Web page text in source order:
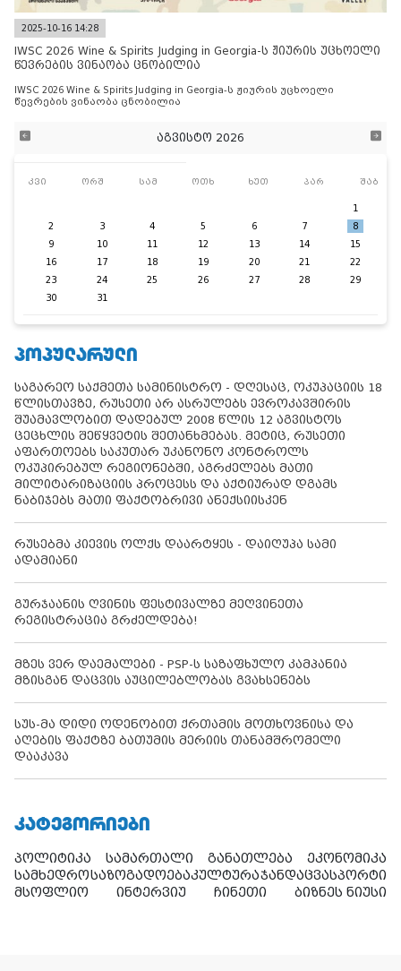
2025-10-16 14:28
IWSC 2026 Wine & Spirits Judging in Georgia-ს ჟიურის უცხოელი
წევრების ვინაობა ცნობილია
IWSC 2026 Wine & Spirits Judging in Georgia-ს ჟიურის უცხოელი
წევრების ვინაობა ცნობილია
აგვისტო 2026
კვი ორშ სამ ოთხ ხუთ პარ შაბ
1
2
3 4 5 6 7
8
9
10 11 12 13 14
15
16
17 18 19 20 21
22
23
24 25 26 27 28
29
30
31
ᲞᲝᲞᲣᲚᲐᲠᲣᲚᲘ
საგარეო საქმეთა სამინისტრო - დღესაც, ოკუპაციის 18
წლისთავზე, რუსეთი არ ასრულებს ევროკავშირის
შუამავლობით დადებულ 2008 წლის 12 აგვისტოს
ცეცხლის შეწყვეტის შეთანხმებას. მეტიც, რუსეთი
აფართოებს საკუთარ უკანონო კონტროლს
ოკუპირებულ რეგიონებში, აგრძელებს მათი
მილიტარიზაციის პროცესს და აქტიურად დგამს
ნაბიჯებს მათი ფაქტობრივი ანექსიისკენ
რუსებმა კიევის ოლქს დაარტყეს - დაიღუპა სამი
ადამიანი
გურჯაანის ღვინის ფესტივალზე მეღვინეთა
რეგისტრაცია გრძელდება!
მზეს ვერ დაემალები - PSP-ს საზაფხულო კამპანია
მზისგან დაცვის აუცილებლობას გვახსენებს
სუს-მა დიდი ოდენობით ქრთამის მოთხოვნისა და
აღების ფაქტზე ბათუმის მერიის თანამშრომელი
დააკავა
ᲙᲐᲢᲔᲒᲝᲠᲘᲔᲑᲘ
პოლიტიკა სამართალი განათლება
ეკონომიკა
სამხედროსაზოგადოებაკულტურაჯანდაცვასპორტი
მსოფლიო
ინტერვიუ ჩინეთი ბიზნეს ნიუსი